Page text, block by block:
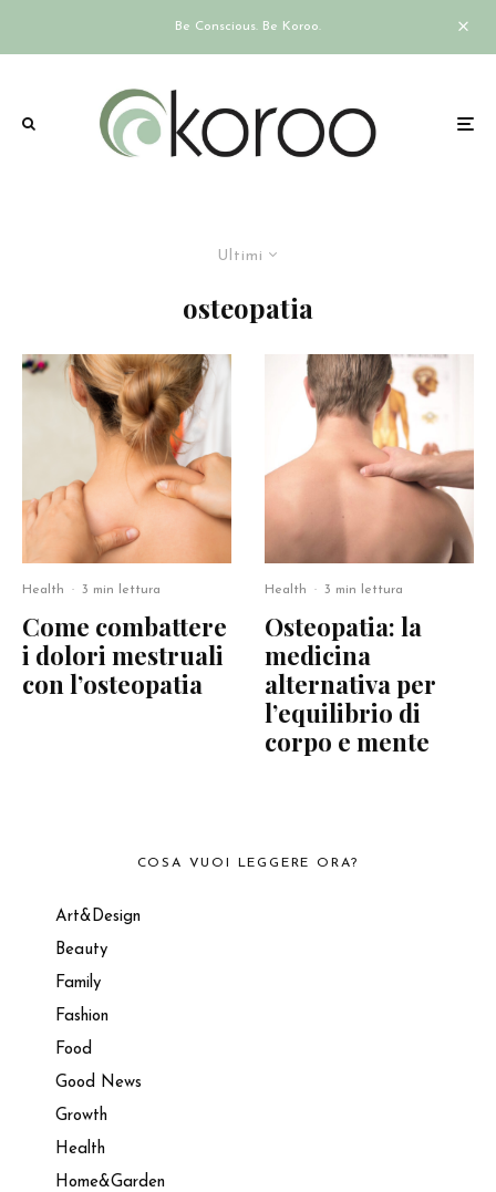
Be Conscious. Be Koroo.
Ultimi
osteopatia
Health · 3 min lettura
Come combattere
i dolori mestruali
con l’osteopatia
Health · 3 min lettura
Osteopatia: la
medicina
alternativa per
l’equilibrio di
corpo e mente
COSA VUOI LEGGERE ORA?
Art&Design
Beauty
Family
Fashion
Food
Good News
Growth
Health
Home&Garden